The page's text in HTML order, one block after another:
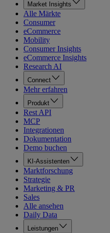
Market Insights
Alle Märkte
Consumer
eCommerce
Mobility
Consumer Insights
eCommerce Insights
Research AI
Connect
Mehr erfahren
Produkt
Rest API
MCP
Integrationen
Dokumentation
Demo buchen
KI-Assistenten
Marktforschung
Strategie
Marketing & PR
Sales
Alle ansehen
Daily Data
Leistungen